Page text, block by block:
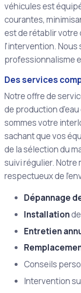
véhicules est
courantes,
est de rétablir votre
l'intervention. Nous
professionnalisme
Des services
Notre offre de
de production
sommes votre
sachant que vos
de la sélection du
suivi régulier. Notre
respectueux de
Dépannage
Installation
Entretien
Conseils
Intervention